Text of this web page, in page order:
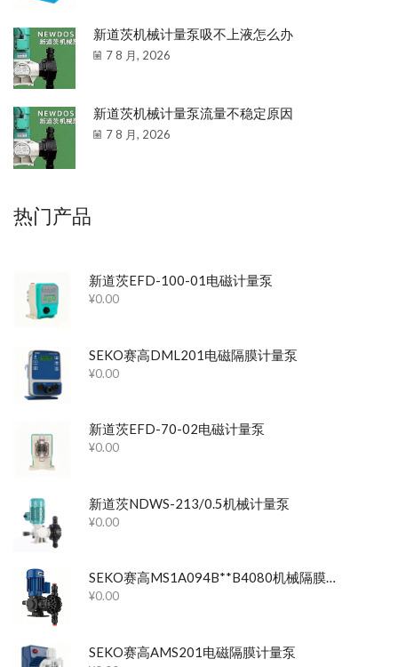
新道茨机械计量泵吸不上液怎么办
7 8 月, 2026
新道茨机械计量泵流量不稳定原因
7 8 月, 2026
热门产品
新道茨EFD-100-01电磁计量泵
¥0.00
SEKO赛高DML201电磁隔膜计量泵
¥0.00
新道茨EFD-70-02电磁计量泵
¥0.00
新道茨NDWS-213/0.5机械计量泵
¥0.00
SEKO赛高MS1A094B**B4080机械隔膜计量泵
¥0.00
SEKO赛高AMS201电磁隔膜计量泵